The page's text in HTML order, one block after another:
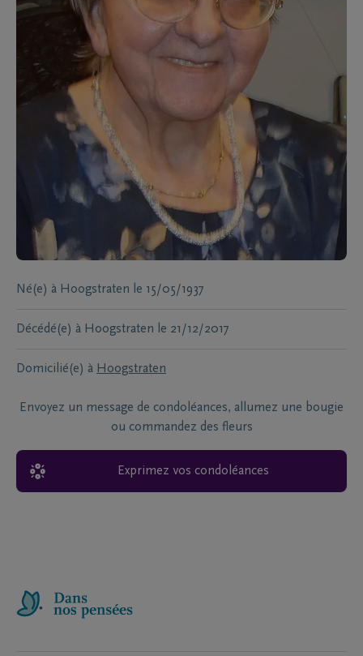
Né(e) à Hoogstraten le 15/05/1937
Décédé(e) à Hoogstraten le 21/12/2017
Domicilié(e) à Hoogstraten
Envoyez un message de condoléances, allumez une bougie
ou commandez des fleurs
Exprimez vos condoléances